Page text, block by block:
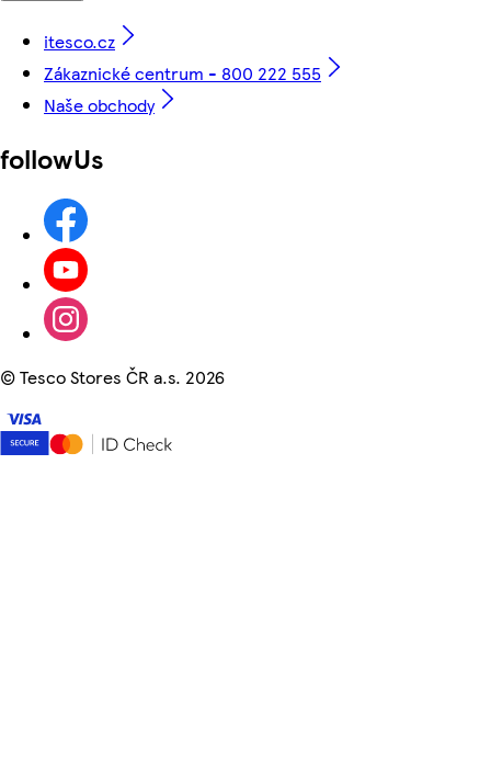
itesco.cz
Zákaznické centrum - 800 222 555
Naše obchody
followUs
©Tesco Stores ČR a.s. 2026